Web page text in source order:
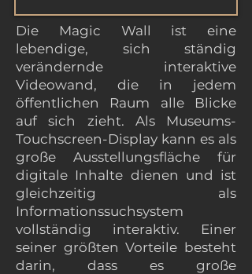
Die Magic Wall ist eine
lebendige, sich ständig
verändernde interaktive
Videowand, die in jedem
öffentlichen Raum alle Blicke
auf sich zieht. Als Museums-
Touchscreen-Display kann es als
große Ausstellungsfläche für
digitale Inhalte dienen und ist
gleichzeitig als
Informationssuchsystem
vollständig interaktiv. Einer
seiner größten Vorteile besteht
darin, dass es große